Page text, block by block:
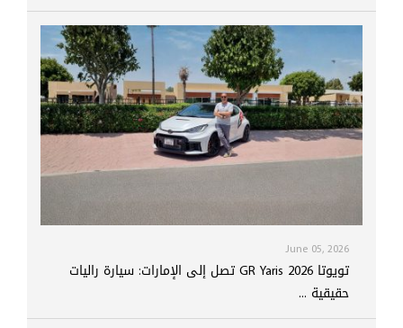
June 05, 2026
تويوتا GR Yaris 2026 تصل إلى الإمارات: سيارة راليات
حقيقية ...